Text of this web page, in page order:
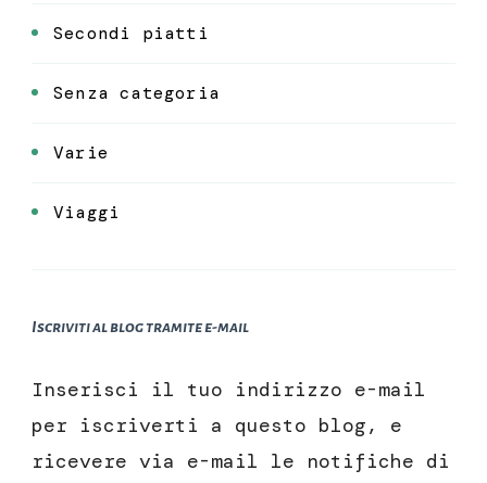
Secondi piatti
Senza categoria
Varie
Viaggi
Iscriviti al blog tramite e-mail
Inserisci il tuo indirizzo e-mail
per iscriverti a questo blog, e
ricevere via e-mail le notifiche di